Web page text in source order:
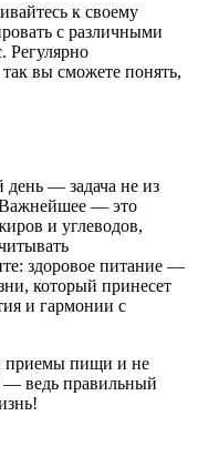
к своему
с различными
Регулярно
вы сможете понять,
— задача не из
— это
и углеводов,
здоровое питание —
который принесет
и гармонии с
приемы пищи и не
— ведь правильный